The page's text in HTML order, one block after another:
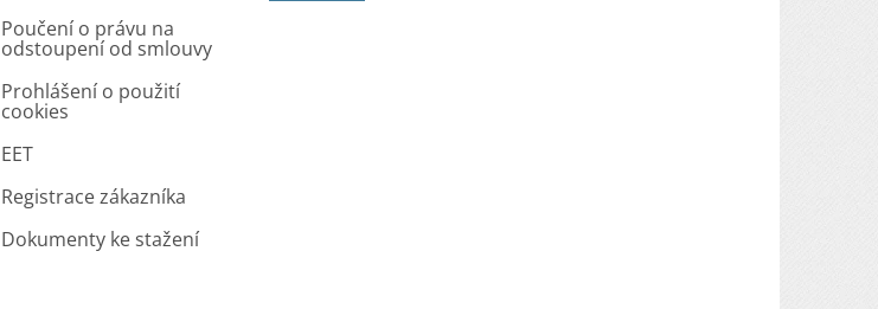
Poučení o právu na
odstoupení od smlouvy
Prohlášení o použití
cookies
EET
Registrace zákazníka
Dokumenty ke stažení